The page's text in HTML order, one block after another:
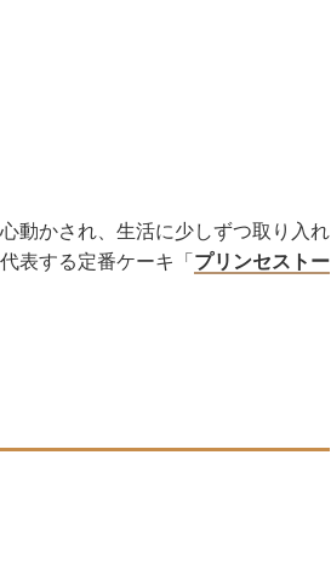
動かされ、生活に少しずつ取り入れ
表する定番ケーキ「 プリンセストー